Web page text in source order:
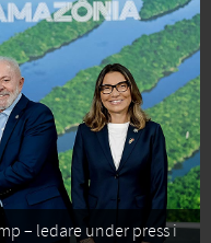
– ledare under press i